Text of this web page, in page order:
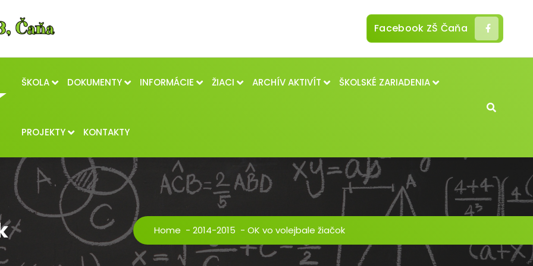
Facebook ZŠ Čaňa
ŠKOLA DOKUMENTY INFORMÁCIE ŽIACI ARCHÍV AKTIVÍT ŠKOLSKÉ ZARIADENIA
PROJEKTY KONTAKTY
Home - 2014-2015 - OK vo volejbale žiačok